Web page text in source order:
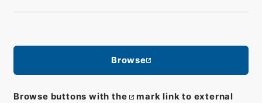
Browse
Browse buttons with the
mark link to external